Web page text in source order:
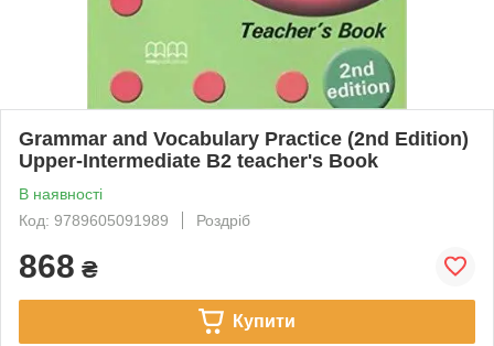
Grammar and Vocabulary Practice (2nd Edition)
Upper-Intermediate B2 teacher's Book
В наявності
Код: 9789605091989
Роздріб
868 ₴
Купити